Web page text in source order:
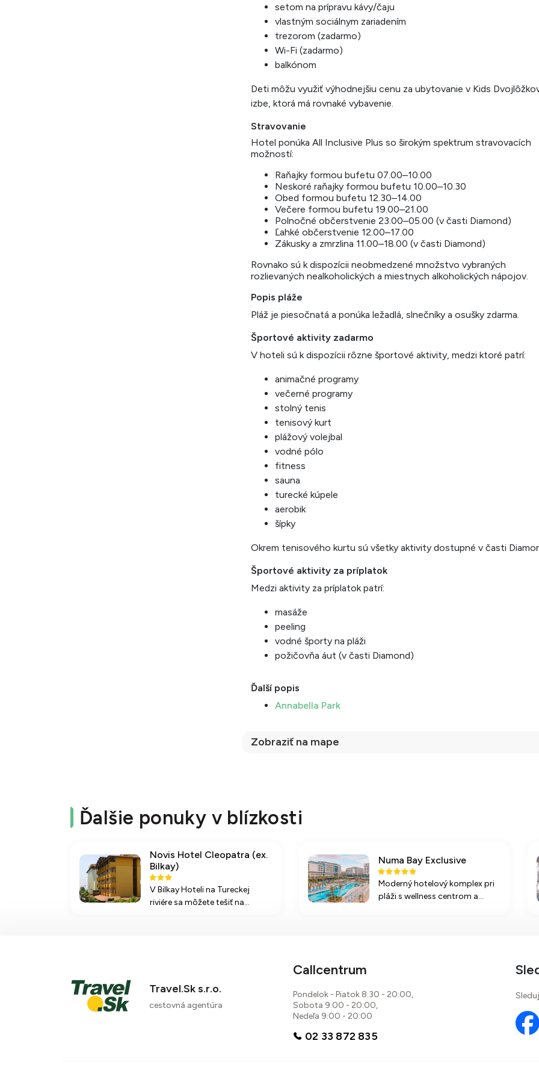
setom na prípravu kávy/čaju
vlastným sociálnym zariadením
trezorom (zadarmo)
Wi-Fi (zadarmo)
balkónom
Deti môžu využiť výhodnejšiu cenu za ubytovanie v Kids
izbe, ktorá má rovnaké vybavenie.
Stravovanie
Hotel ponúka All Inclusive Plus so širokým spektrum stravovacích
možností:
Raňajky formou bufetu 07.00–10.00
Neskoré raňajky formou bufetu 10.00–10.30
Obed formou bufetu 12.30–14.00
Večere formou bufetu 19.00–21.00
Polnočné občerstvenie 23.00–05.00 (v časti Diamond)
Ľahké občerstvenie 12.00–17.00
Zákusky a zmrzlina 11.00–18.00 (v časti Diamond)
Rovnako sú k dispozícii neobmedzené množstvo vybraných
rozlievaných nealkoholických a miestnych alkoholických nápojov.
Popis pláže
Pláž je piesočnatá a ponúka ležadlá, slnečníky a osušky zdarma.
Športové aktivity zadarmo
V hoteli sú k dispozícii rôzne športové aktivity, medzi ktoré patrí:
animačné programy
večerné programy
stolný tenis
tenisový kurt
plážový volejbal
vodné pólo
fitness
sauna
turecké kúpele
aerobik
šípky
Okrem tenisového kurtu sú všetky aktivity dostupné v časti
Športové aktivity za príplatok
Medzi aktivity za príplatok patrí:
masáže
peeling
vodné športy na pláži
požičovňa áut (v časti Diamond)
Ďalší popis
Annabella Park
Zobraziť na mape
Ďalšie ponuky v blízkosti
Novis Hotel Cleopatra (ex.
Bilkay)
V Bilkay Hoteli na Tureckej
riviére sa môžete tešiť na
Numa Bay Exclusive
Moderný hotelový komplex pri
pláži s wellness centrom a
Travel.Sk s.r.o.
cestovná agentúra
Callcentrum
Pondelok - Piatok 8:30 - 20:00,
Sobota 9:00 - 20:00,
Nedeľa 9:00 - 20:00
02 33 872 835